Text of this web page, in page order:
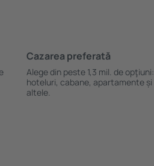
Cazarea preferată
Alege din peste 1,3 mil. de opţiuni:
hoteluri, cabane, apartamente și
altele.